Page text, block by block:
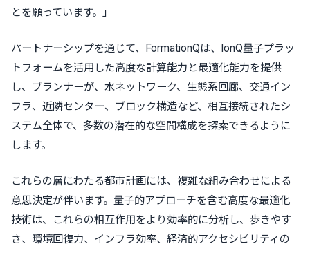
とを願っています。」
パートナーシップを通じて、FormationQは、IonQ量子プラッ
トフォームを活用した高度な計算能力と最適化能力を提供
し、プランナーが、水ネットワーク、生態系回廊、交通イン
フラ、近隣センター、ブロック構造など、相互接続されたシ
ステム全体で、多数の潜在的な空間構成を探索できるように
します。
これらの層にわたる都市計画には、複雑な組み合わせによる
意思決定が伴います。量子的アプローチを含む高度な最適化
技術は、これらの相互作用をより効率的に分析し、歩きやす
さ、環境回復力、インフラ効率、経済的アクセシビリティの